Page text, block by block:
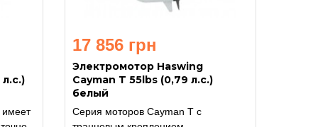
имеет
17 856 грн
Электромотор Haswing
Cayman T 55lbs (0,79 л.с.)
белый
Серия моторов Cayman Т с